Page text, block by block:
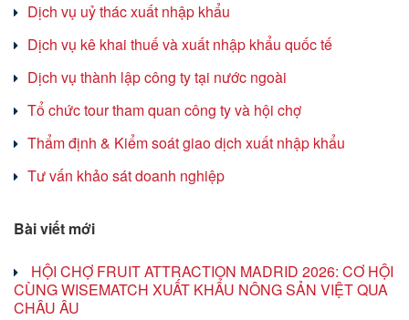
Dịch vụ uỷ thác xuất nhập khẩu
Dịch vụ kê khai thuế và xuất nhập khẩu quốc tế
Dịch vụ thành lập công ty tại nước ngoài
Tổ chức tour tham quan công ty và hội chợ
Thẩm định & Kiểm soát giao dịch xuất nhập khẩu
Tư vấn khảo sát doanh nghiệp
Bài viết mới
HỘI CHỢ FRUIT ATTRACTION MADRID 2026: CƠ HỘI
CÙNG WISEMATCH XUẤT KHẨU NÔNG SẢN VIỆT QUA
CHÂU ÂU